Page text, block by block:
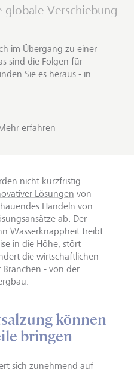
Verschiebung
im Übergang zu einer
sind die Folgen für
Sie es heraus - in
erfahren
nicht kurzfristig
Lösungen von
Handeln von
ab. Der
Wasserknappheit treibt
in die Höhe, stört
die wirtschaftlichen
- von der
können
bringen
sich zunehmend auf